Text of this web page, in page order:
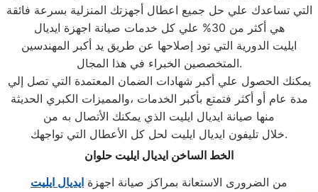
التي تساعدك علي حل جميع اعطال أجهزتك المنزلية بسرعة فائقة
هي أكثر من 30% علي كل خدمات صيانة اجهزة ايديال
ايليت الدورية التي تود إصلاحها عن طريق يد أكبر المهندسين
المتخصصين الخبراء في هذا المجال.
يمكنك الحصول علي أكبر شهادات الضمان المعتمدة التي تصل إلي
مدة عام أو أكثر فتمتع بأكبر الخدمات ،والمميزات الكبري الحديثة
منها صيانة ايديال ايليت الذي يمكنك الأتصال به من
خلال تليفون ايديال ايليت لحل كل الأعطال التي تواجهك.
الخط الساخن ايديال ايليت حلوان
من الضرورى الاستعانة بمراكز صيانة اجهزة ايديال ايليت